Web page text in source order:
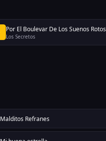
Por El Boulevar De Los Suenos Rotos
Los Secretos
Malditos Refranes